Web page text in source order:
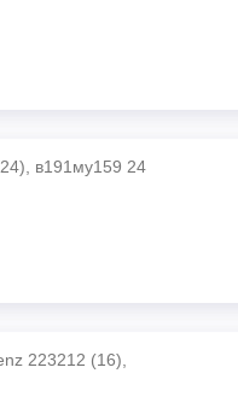
в191му159 24
223212 (16),